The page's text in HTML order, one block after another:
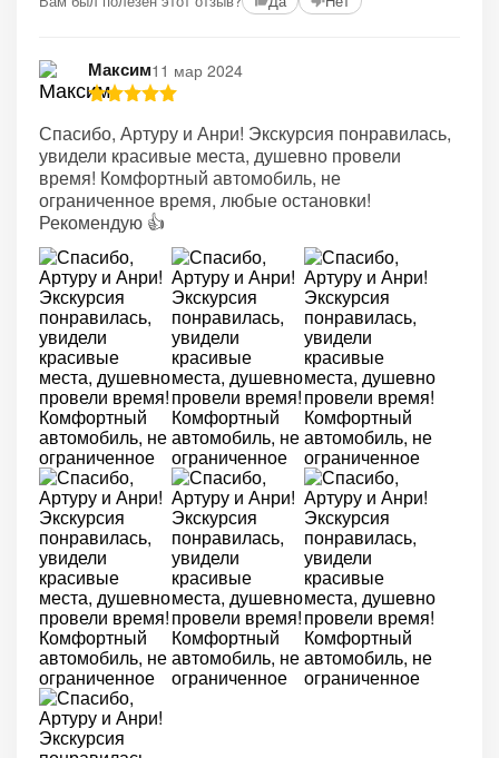
Максим11 мар 2024
Спасибо, Артуру и Анри! Экскурсия понравилась,
увидели красивые места, душевно провели
время! Комфортный автомобиль, не
ограниченное время, любые остановки!
Рекомендую 👍